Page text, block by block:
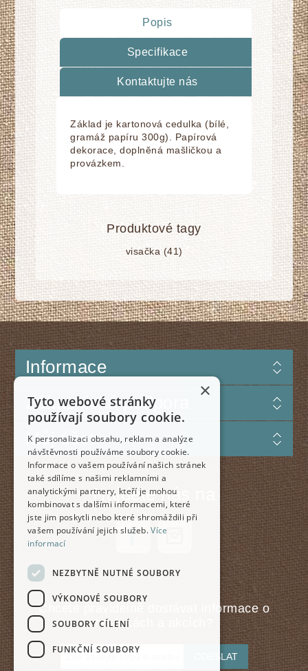
Popis
Specifikace
Kontaktujte nás
Základ je kartonová cedulka (bílé,
gramáž papíru 300g). Papírová
dekorace, doplnĕná mašličkou a
provázkem.
Produktové tagy
visačka (41)
Informace
Zákaznická podpora
Můj účet
Najdete nás na
Chcete pravidelně dostávat informace o
novinkách a akcích?
ODESLAT
×
Tyto webové stránky
používají soubory cookie.
K personalizaci obsahu, reklam a analýze
návštěvnosti používáme soubory cookie.
Informace o vašem používání našich stránek
také sdílíme s našimi reklamními a
analytickými partnery, kteří je mohou
kombinovat s dalšími informacemi, které
jste jim poskytli nebo které shromáždili při
vašem používání jejich služeb.Více
informací
NEZBYTNĚ NUTNÉ SOUBORY
VÝKONOVÉ SOUBORY
SOUBORY CÍLENÍ
FUNKČNÍ SOUBORY